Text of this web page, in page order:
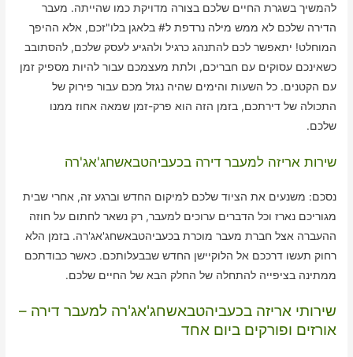
להמשיך בשגרת החיים שלכם בצורה מדויקת כמו שהייתה. מעבר
הדירה שלכם לא ממש מילה נרדפת ל# בלאגן בלו"זכם, אלא ההיפך
המוחלט! יתאפשר לכם להתנהג כרגיל ולהגיע לעסק שלכם, להסתובב
כשאינכם עסוקים עם חבריכם, ולתת מעצמכם עבור להיות מספיק זמן
עם הקטנים. כל השעות והימים שהיה נגזל מכם עבור פירוק של
התכולה של דירתכם, בזמן הזה הוא פרק-זמן שמאה אחוז ממנו
שלכם.
שירות אריזה למעבר דירה בכעביהטבאשחג'אג'רה
נסכם: משנעים את הציוד שלכם למיקום החדש וברגע זה, אחרי שבית
מגוריכם נארז וכל הדברים ערוכים למעבר, רק נשאר לחתום על חוזה
ההעברה אצל חברת מעבר מוכרת בכעביהטבאשחג'אג'רה. בזמן הלא
רחוק תעשו דרככם אל הלוקיישן החדש שבבעלותכם. כאשר כבודתכם
ממתינה בציפייה להתחלה של החלק הבא של החיים שלכם.
שירותי אריזה בכעביהטבאשחג'אג'רה למעבר דירה –
אורזים ופורקים ביום אחד